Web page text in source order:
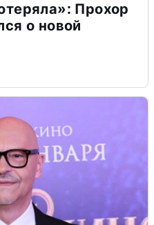
Прохор
о новой